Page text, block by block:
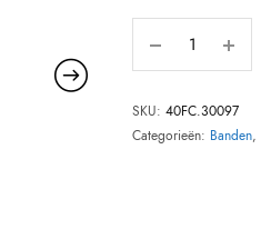
SKU: 40FC.30097
Categorieën: Banden,